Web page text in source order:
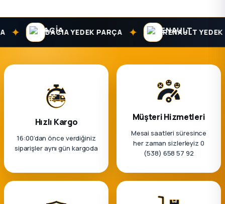
✦ DACIA YEDEK PARÇA ✦ RENAULT YEDEK
Hızlı Kargo
16:00’dan önce verdiğiniz
siparişler aynı gün kargoda
Müşteri Hizmetleri
Mesai saatleri süresince
her zaman sizlerleyiz 0
(538) 658 57 92